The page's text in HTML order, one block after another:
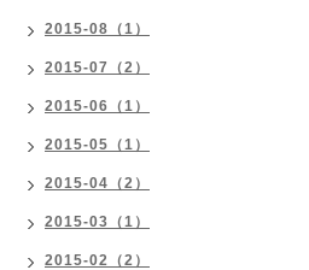
2015-08（1）
2015-07（2）
2015-06（1）
2015-05（1）
2015-04（2）
2015-03（1）
2015-02（2）